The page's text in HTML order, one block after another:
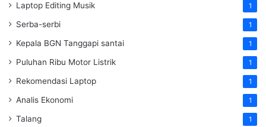
Laptop Editing Musik 1
Serba-serbi 1
Kepala BGN Tanggapi santai 1
Puluhan Ribu Motor Listrik 1
Rekomendasi Laptop 1
Analis Ekonomi 1
Talang 1